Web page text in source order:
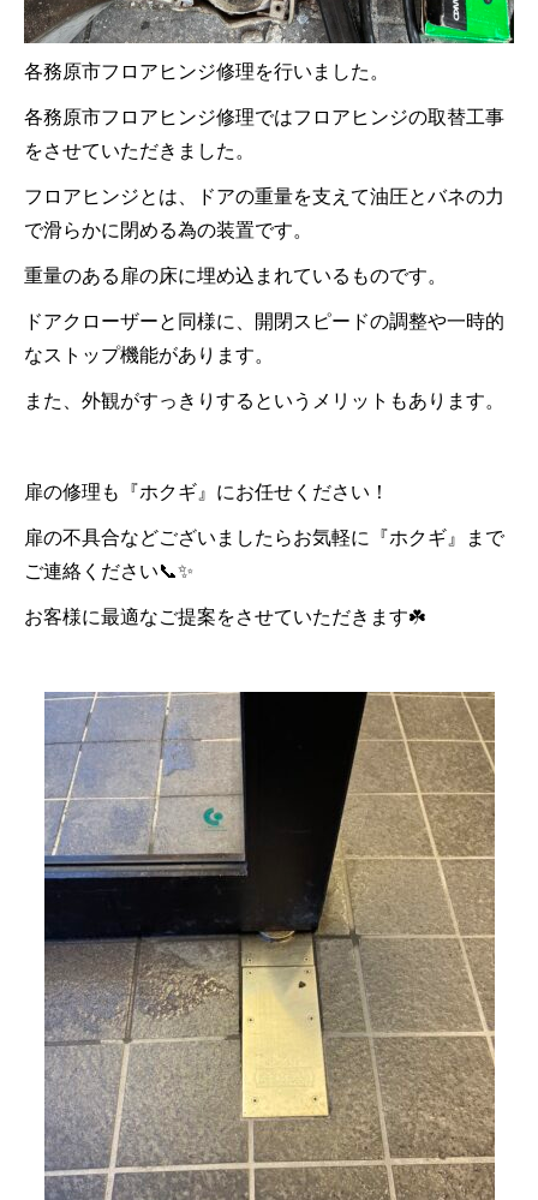
各務原市フロアヒンジ修理を行いました。
各務原市フロアヒンジ修理ではフロアヒンジの取替工事
をさせていただきました。
フロアヒンジとは、ドアの重量を支えて油圧とバネの力
で滑らかに閉める為の装置です。
重量のある扉の床に埋め込まれているものです。
ドアクローザーと同様に、開閉スピードの調整や一時的
なストップ機能があります。
また、外観がすっきりするというメリットもあります。
扉の修理も『ホクギ』にお任せください！
扉の不具合などございましたらお気軽に『ホクギ』まで
ご連絡ください📞✨
お客様に最適なご提案をさせていただきます☘️